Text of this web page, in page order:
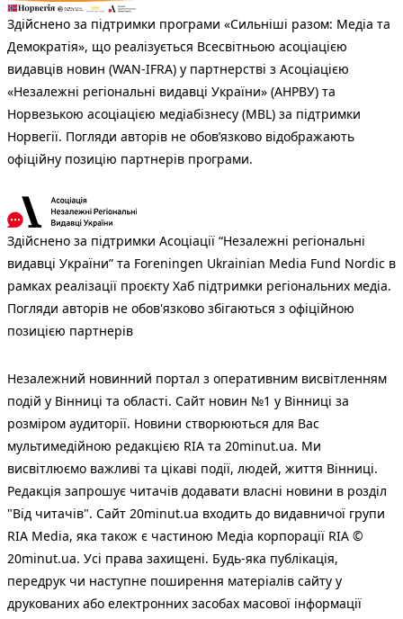
Здійснено за підтримки програми «Сильніші разом: Медіа та
Демократія», що реалізується Всесвітньою асоціацією
видавців новин (WAN-IFRA) у партнерстві з Асоціацією
«Незалежні регіональні видавці України» (АНРВУ) та
Норвезькою асоціацією медіабізнесу (MBL) за підтримки
Норвегії. Погляди авторів не обов’язково відображають
офіційну позицію партнерів програми.
Здійснено за підтримки Асоціації “Незалежні регіональні
видавці України” та Foreningen Ukrainian Media Fund Nordic в
рамках реалізації проєкту Хаб підтримки регіональних медіа.
Погляди авторів не обов'язково збігаються з офіційною
позицією партнерів
Незалежний новинний портал з оперативним висвітленням
подій у Вінниці та області. Сайт новин №1 у Вінниці за
розміром аудиторії. Новини створюються для Вас
мультимедійною редакцією RIA та 20minut.ua. Ми
висвітлюємо важливі та цікаві події, людей, життя Вінниці.
Редакція запрошує читачів додавати власні новини в розділ
"Від читачів". Сайт 20minut.ua входить до видавничої групи
RIA Media, яка також є частиною Медіа корпорації RIA ©
20minut.ua. Усі права захищені. Будь-яка публiкацiя,
передрук чи наступне поширення матеріалів сайту у
друкованих або електронних засобах масової інформації